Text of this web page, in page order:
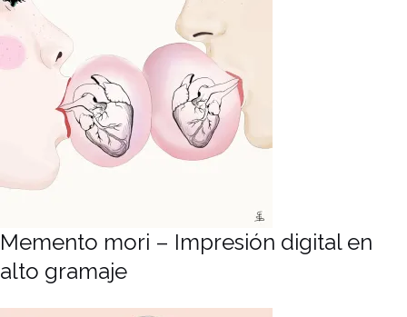
Memento mori – Impresión digital en
alto gramaje